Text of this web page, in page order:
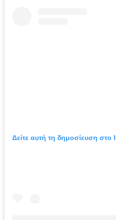
Δείτε αυτή τη δημοσίευση στο